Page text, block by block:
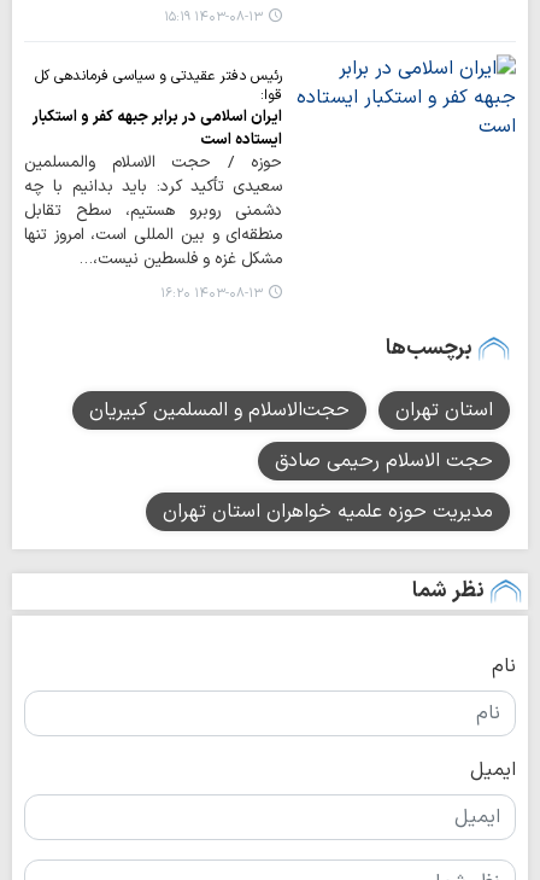
۱۴۰۳-۰۸-۱۳ ۱۵:۱۹
رئیس دفتر عقیدتی و سیاسی فرماندهی کل
قوا:
ایران اسلامی در برابر جبهه کفر و استکبار
ایستاده است
حوزه / حجت الاسلام والمسلمین
سعیدی تأکید کرد: باید بدانیم با چه
دشمنی روبرو هستیم، سطح تقابل
منطقه‌ای و بین المللی است، امروز تنها
مشکل غزه و فلسطین نیست،…
۱۴۰۳-۰۸-۱۳ ۱۶:۲۰
برچسب‌ها
استان تهران
حجت‌الاسلام و المسلمین کبیریان
حجت الاسلام رحیمی صادق
مدیریت حوزه علمیه خواهران استان تهران
نظر شما
نام
ایمیل